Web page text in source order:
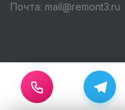
Почта: mail@remont3.ru